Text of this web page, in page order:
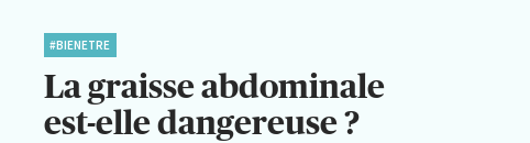
#BIENETRE
La graisse abdominale
est-elle dangereuse ?